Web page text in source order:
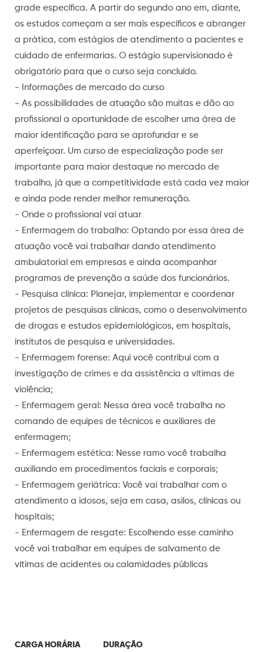
grade específica. A partir do segundo ano em, diante,
os estudos começam a ser mais específicos e abranger
a prática, com estágios de atendimento a pacientes e
cuidado de enfermarias. O estágio supervisionado é
obrigatório para que o curso seja concluído.
- Informações de mercado do curso
- As possibilidades de atuação são muitas e dão ao
profissional a oportunidade de escolher uma área de
maior identificação para se aprofundar e se
aperfeiçoar. Um curso de especialização pode ser
importante para maior destaque no mercado de
trabalho, já que a competitividade está cada vez maior
e ainda pode render melhor remuneração.
- Onde o profissional vai atuar
- Enfermagem do trabalho: Optando por essa área de
atuação você vai trabalhar dando atendimento
ambulatorial em empresas e ainda acompanhar
programas de prevenção a saúde dos funcionários.
- Pesquisa clínica: Planejar, implementar e coordenar
projetos de pesquisas clínicas, como o desenvolvimento
de drogas e estudos epidemiológicos, em hospitais,
institutos de pesquisa e universidades.
- Enfermagem forense: Aqui você contribui com a
investigação de crimes e da assistência a vítimas de
violência;
- Enfermagem geral: Nessa área você trabalha no
comando de equipes de técnicos e auxiliares de
enfermagem;
- Enfermagem estética: Nesse ramo você trabalha
auxiliando em procedimentos faciais e corporais;
- Enfermagem geriátrica: Você vai trabalhar com o
atendimento a idosos, seja em casa, asilos, clínicas ou
hospitais;
- Enfermagem de resgate: Escolhendo esse caminho
você vai trabalhar em equipes de salvamento de
vítimas de acidentes ou calamidades públicas
CARGA HORÁRIA DURAÇÃO